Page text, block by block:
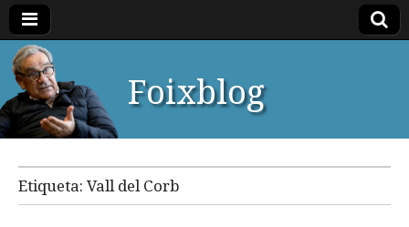
Foixblog
Etiqueta: Vall del Corb